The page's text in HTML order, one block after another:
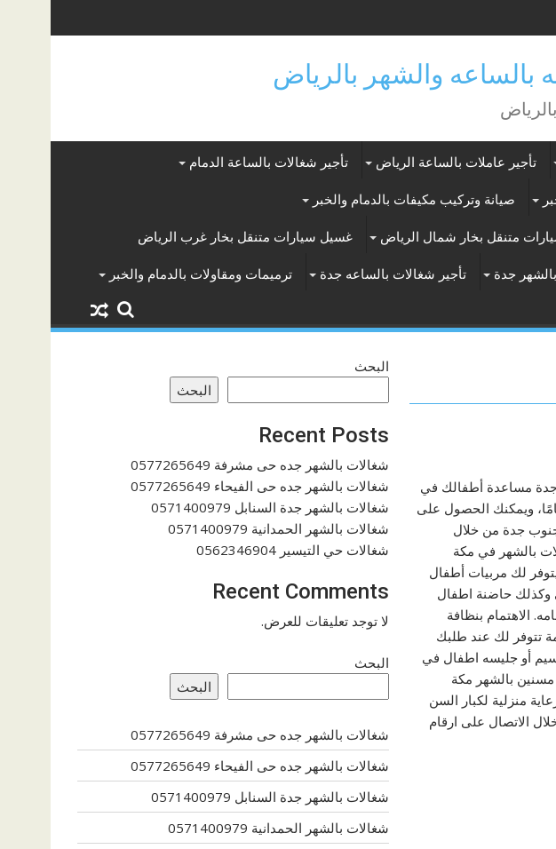
تأجير عاملات بالساعة الرياض تأجير شغالات بالساعة الدمام
صيانة وتركيب مكيفات بالدمام والخبر
متنقل بخار شمال الرياض غسيل سيارات متنقل بخار غرب الرياض
جدة تأجير شغالات بالساعه جدة ترميمات ومقاولات بالدمام والخبر
مساعدة أطفالك في
ويمكنك الحصول على
جدة من خلال
بالشهر في مكة
لك مربيات أطفال
وكذلك حاضنة اطفال
الاهتمام بنظافة
تتوفر لك عند طلبك
أو جليسه اطفال في
بالشهر مكة
منزلية لكبار السن
الاتصال على ارقام
البحث
البحث
Recent Posts
شغالات بالشهر جده حى مشرفة 0577265649
شغالات بالشهر جده حى الفيحاء 0577265649
شغالات بالشهر جدة السنابل 0571400979
شغالات بالشهر الحمدانية 0571400979
شغالات حي التيسير 0562346904
Recent Comments
لا توجد تعليقات للعرض.
البحث
البحث
شغالات بالشهر جده حى مشرفة 0577265649
شغالات بالشهر جده حى الفيحاء 0577265649
شغالات بالشهر جدة السنابل 0571400979
شغالات بالشهر الحمدانية 0571400979